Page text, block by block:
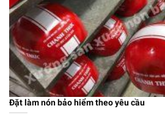
Đặt làm nón bảo hiểm theo yêu cầu